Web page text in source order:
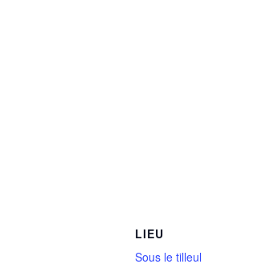
LIEU
Sous le tilleul